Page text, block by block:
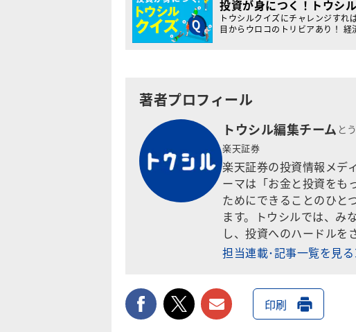
投資が身につく！トウシ
トウシルクイズにチャレンジすれ
目からウロコのトリビアあり！
著者プロフィール
トウシル編集チーム と
楽天証券
楽天証券の投資情報メデ
ーマは「お金と投資をも
ためにできることのひと
ます。トウシルでは、み
し、投資へのハードルを
担当連載･記事一覧を見る
facebooktwitter メールで送る
印刷